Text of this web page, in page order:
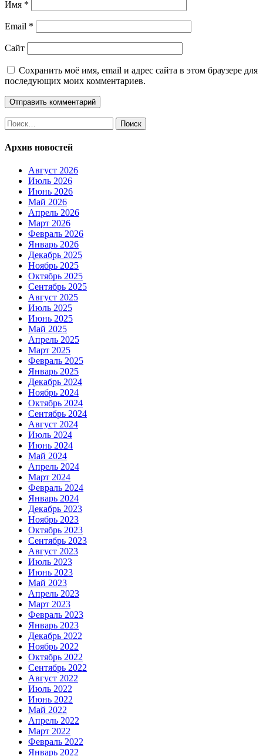
Имя *
Email *
Сайт
Сохранить моё имя, email и адрес сайта в этом браузере для
последующих моих комментариев.
Найти:
Архив новостей
Август 2026
Июль 2026
Июнь 2026
Май 2026
Апрель 2026
Март 2026
Февраль 2026
Январь 2026
Декабрь 2025
Ноябрь 2025
Октябрь 2025
Сентябрь 2025
Август 2025
Июль 2025
Июнь 2025
Май 2025
Апрель 2025
Март 2025
Февраль 2025
Январь 2025
Декабрь 2024
Ноябрь 2024
Октябрь 2024
Сентябрь 2024
Август 2024
Июль 2024
Июнь 2024
Май 2024
Апрель 2024
Март 2024
Февраль 2024
Январь 2024
Декабрь 2023
Ноябрь 2023
Октябрь 2023
Сентябрь 2023
Август 2023
Июль 2023
Июнь 2023
Май 2023
Апрель 2023
Март 2023
Февраль 2023
Январь 2023
Декабрь 2022
Ноябрь 2022
Октябрь 2022
Сентябрь 2022
Август 2022
Июль 2022
Июнь 2022
Май 2022
Апрель 2022
Март 2022
Февраль 2022
Январь 2022